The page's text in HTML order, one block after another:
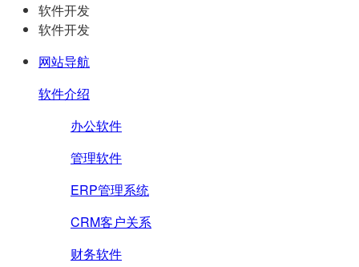
软件开发
软件开发
网站导航
软件介绍
办公软件
管理软件
ERP管理系统
CRM客户关系
财务软件